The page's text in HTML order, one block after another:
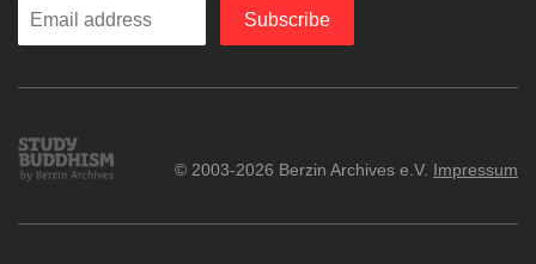
Enter
Subscribe
Study
Buddhism
© 2003-2026 Berzin Archives e.V. Impressum